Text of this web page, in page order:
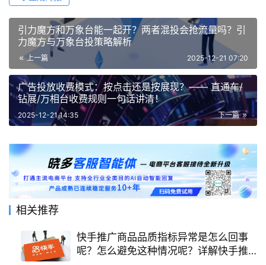
引力魔方和万象台能一起开？两者混投会抢流量吗？引
力魔方与万象台投策略解析
上一篇 2025-12-21 07:20
广告投放收费模式：按点击还是按展现？—— 直通车/
钻展/万相台收费规则一句话讲清！
下一篇
2025-12-21 14:35
相关推荐
快手推广商品品质指标异常是怎么回事
呢？怎么避免这种情况呢？详解快手推